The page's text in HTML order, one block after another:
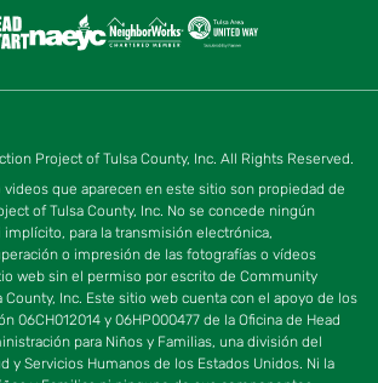
Project of Tulsa County, Inc. All Rights Reserved.
videos que aparecen en este sitio son propiedad de
of Tulsa County, Inc. No se concede ningún
para la transmisión electrónica,
o impresión de las fotografías o vídeos
web sin el permiso por escrito de Community
Inc. Este sitio web cuenta con el apoyo de los
06CH012014 y 06HP000477 de la Oficina de Head
para Niños y Familias, una división del
y Servicios Humanos de los Estados Unidos. Ni la